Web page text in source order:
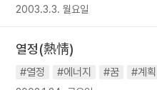
2003.3.3. 월요일
열정(熱情)
#열정 #에너지 #꿈 #계획